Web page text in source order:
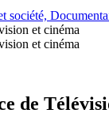
société,
et cinéma
et cinéma
de